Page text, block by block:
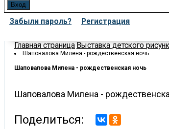
Забыли пароль? Регистрация
Главная страницаВыставка детского
Шаповалова Милена - рождественская ночь
Шаповалова Милена - рождественская ночь
Шаповалова Милена -
Поделиться: